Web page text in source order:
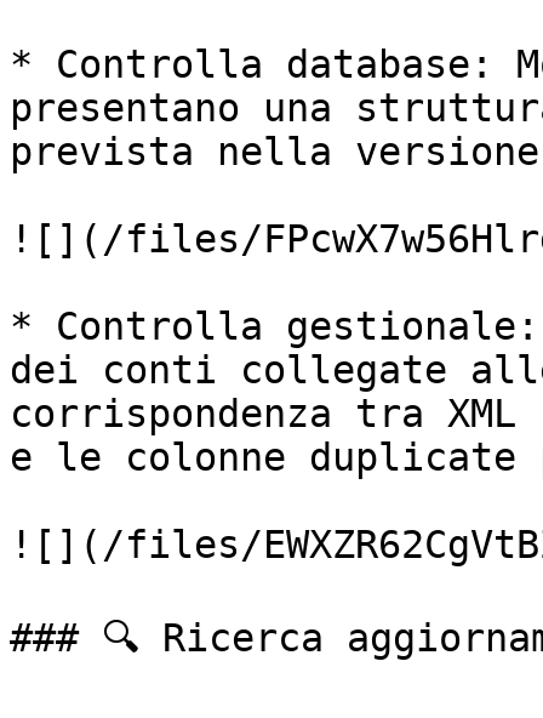
* Controlla database:
presentano una
prevista nella
![](/files/
* Controlla
dei conti collegate
corrispondenza tra
e le colonne
![](/files/
### 🔍 Ricerca